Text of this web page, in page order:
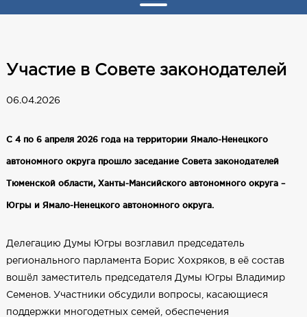
Участие в Совете законодателей
06.04.2026
С 4 по 6 апреля 2026 года на территории Ямало-Ненецкого
автономного округа прошло заседание Совета законодателей
Тюменской области, Ханты-Мансийского автономного округа –
Югры и Ямало-Ненецкого автономного округа.
Делегацию Думы Югры возглавил председатель
регионального парламента Борис Хохряков, в её состав
вошёл заместитель председателя Думы Югры Владимир
Семенов. Участники обсудили вопросы, касающиеся
поддержки многодетных семей, обеспечения